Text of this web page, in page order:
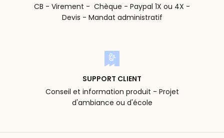
CB - Virement - Chèque - Paypal 1X ou 4X -
Devis - Mandat administratif
SUPPORT CLIENT
Conseil et information produit - Projet
d'ambiance ou d'école